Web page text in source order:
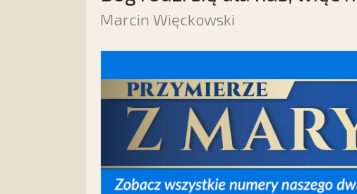
Marcin Więckowski